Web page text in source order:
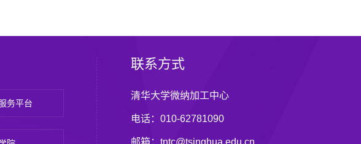
务平台
联系方式
清华大学微纳加工中心
电话：010-62781090
邮箱：tntc@tsinghua.edu.cn